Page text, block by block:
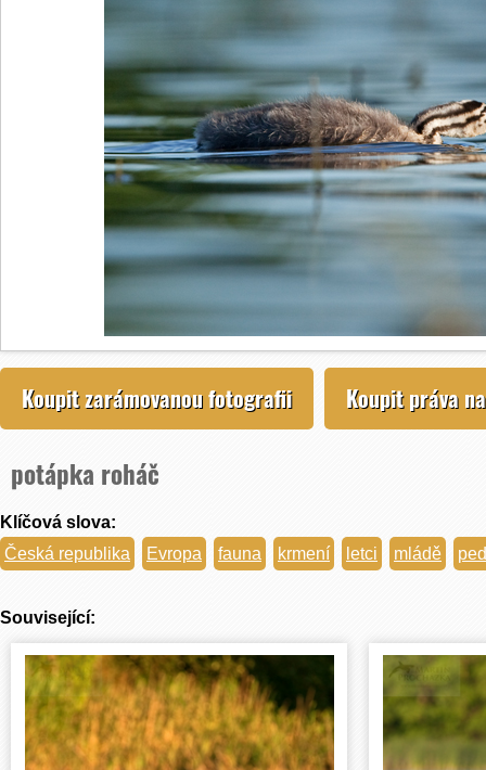
Koupit zarámovanou fotografii Koupit práva
potápka roháč
Klíčová slova:
Česká republika
Evropa fauna krmení letci mládě
Související: